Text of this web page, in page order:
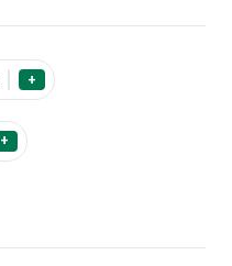
+
+